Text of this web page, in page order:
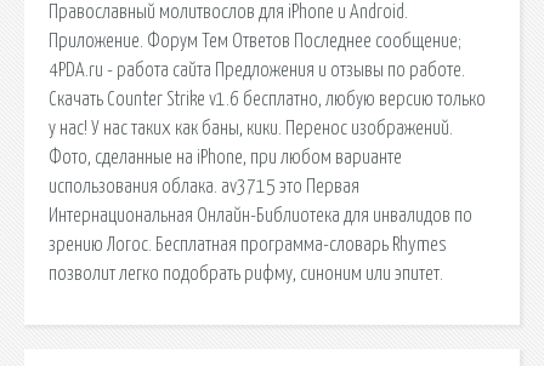
Православный молитвослов для iPhone и Android.
Приложение. Форум Тем Ответов Последнее сообщение;
4PDA.ru - работа сайта Предложения и отзывы по работе.
Скачать Counter Strike v1.6 бесплатно, любую версию только
у нас! У нас таких как баны, кики. Перенос изображений.
Фото, сделанные на iPhone, при любом варианте
использования облака. av3715 это Первая
Интернациональная Онлайн-Библиотека для инвалидов по
зрению Логос. Бесплатная программа-словарь Rhymes
позволит легко подобрать рифму, синоним или эпитет.